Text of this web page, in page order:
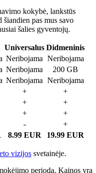
kokybė, lankstūs
pas mus savo
šalies gyventojų.
Universalus Didmeninis
Neribojama Neribojama
Neribojama
200 GB
Neribojama Neribojama
+
+
+
+
+
+
-
+
8.99 EUR 19.99 EUR
vizijos svetainėje.
periodą. Kainos yra